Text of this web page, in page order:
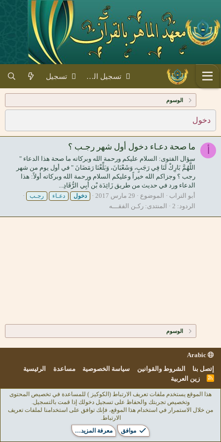
تسجيل الدخول تسجيل
الوسوم
دخول
أ ما صحة دعـاء دخول أول شهر رجـب ؟
سؤال الفتوى: السلام عليكم ورحمة الله وبركاته ما صحة هذا الدعاء "
اللَّهُمَّ بَارِكْ لَنَا فِي رَجَبٍ، وَشَعْبَانَ، وَبَلِّغْنَا رَمَضَانَ " في أول يوم من شهر
رجب ؟ وجزاكم الله خيراً وعليكم السلام ورحمة الله وبركاته أولاً: هذا
الدعاء ورد في حديث من طريق زَائِدَة بْن أَبِي الرُّقَادِ...
أبو التراب
الموضوع 29 مارس 2017 دخول دعـاء رجـب
الردود: 2 المنتدى: ركـن الفقـــه
الوسوم
إتصل بنا
الشروط والقوانين سياسة الخصوصية مساعدة الرئيسية
R
زين العربية
هذا الموقع يستخدم ملفات تعريف الارتباط (الكوكيز ) للمساعدة في تخصيص المحتوى
وتخصيص تجربتك والحفاظ على تسجيل دخولك إذا قمت بالتسجيل.
من خلال الاستمرار في استخدام هذا الموقع، فإنك توافق على استخدامنا لملفات تعريف
الارتباط.
موافق
معرفة المزيد…